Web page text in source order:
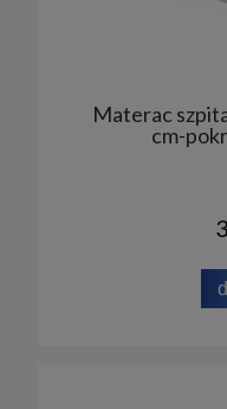
Materac
cm-